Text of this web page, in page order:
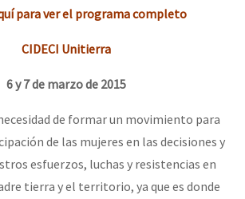
para ver el programa completo
CIDECI Unitierra
6 y 7 de marzo de 2015
de formar un movimiento para
de las mujeres en las decisiones y
esfuerzos, luchas y resistencias en
tierra y el territorio, ya que es donde